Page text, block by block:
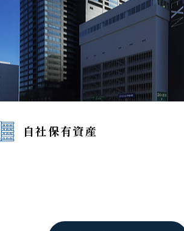
自社保有資産